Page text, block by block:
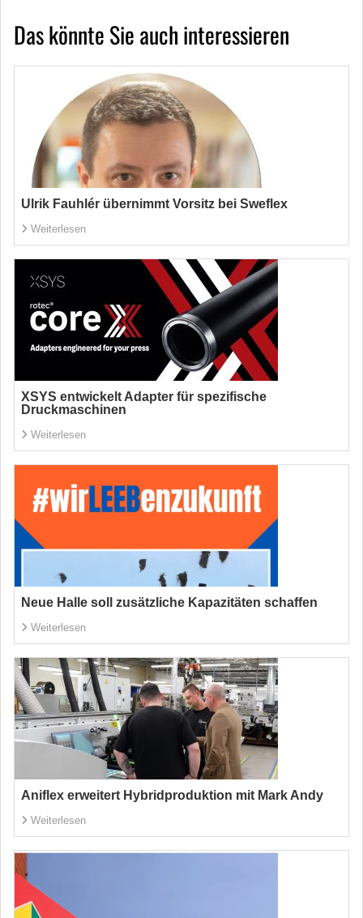
Das könnte Sie auch interessieren
Ulrik Fauhlér übernimmt Vorsitz bei Sweflex
Weiterlesen
XSYS entwickelt Adapter für spezifische
Druckmaschinen
Weiterlesen
Neue Halle soll zusätzliche Kapazitäten schaffen
Weiterlesen
Aniflex erweitert Hybridproduktion mit Mark Andy
Weiterlesen